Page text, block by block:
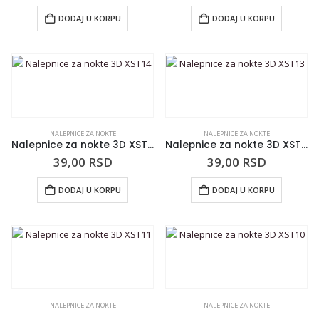
DODAJ U KORPU DODAJ U KORPU
NALEPNICE ZA NOKTE
Nalepnice za nokte 3D XST14
39,00 RSD
DODAJ U KORPU
NALEPNICE ZA NOKTE
Nalepnice za nokte 3D XST13
39,00 RSD
DODAJ U KORPU
NALEPNICE ZA NOKTE NALEPNICE ZA NOKTE